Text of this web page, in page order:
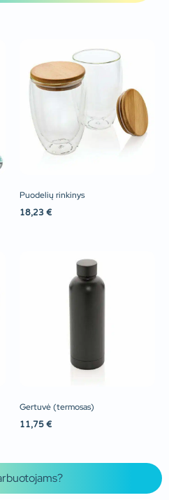
Puodelių rinkinys
18,23 €
Gertuvė (termosas)
11,75 €